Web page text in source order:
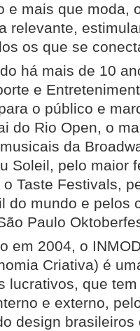
e mais que moda,
relevante,
os que se
há mais de 10
e
o público e
do Rio Open, o
da
Soleil, pelo maior
Taste Festivals,
do mundo e pelos
Paulo
em 2004, o
Criativa) é
lucrativos, que
e externo,
design